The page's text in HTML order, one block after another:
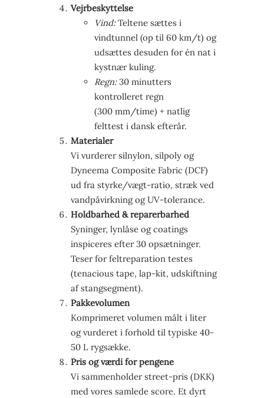
Vejrbeskyttelse
Vind:Teltene sættes i
vindtunnel (op til 60 km/t) og
udsættes desuden for én nat i
kystnær kuling.
Regn:30 minutters
kontrolleret regn
(300 mm/time) + natlig
felttest i dansk efterår.
Materialer
Vi vurderer silnylon, silpoly og
Dyneema Composite Fabric (DCF)
ud fra styrke/vægt-ratio, stræk ved
vandpåvirkning og UV-tolerance.
Holdbarhed & reparerbarhed
Syninger, lynlåse og coatings
inspiceres efter 30 opsætninger.
Teser for feltreparation testes
(tenacious tape, lap-kit, udskiftning
af stangsegment).
Pakkevolumen
Komprimeret volumen målt i liter
og vurderet i forhold til typiske 40-
50 L rygsække.
Pris og værdi for pengene
Vi sammenholder street-pris (DKK)
med vores samlede score. Et dyrt